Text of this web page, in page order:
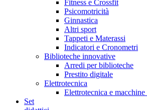
Fitness e Crossfit
Psicomotricità
Ginnastica
Altri sport
Tappeti e Materassi
Indicatori e Cronometri
Biblioteche innovative
Arredi per biblioteche
Prestito digitale
Elettrotecnica
Elettrotecnica e macchine
Set